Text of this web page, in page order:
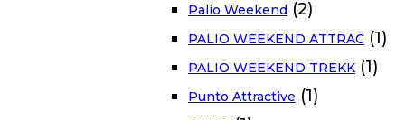
Palio Weekend (2)
PALIO WEEKEND ATTRAC (1)
PALIO WEEKEND TREKK (1)
Punto Attractive (1)